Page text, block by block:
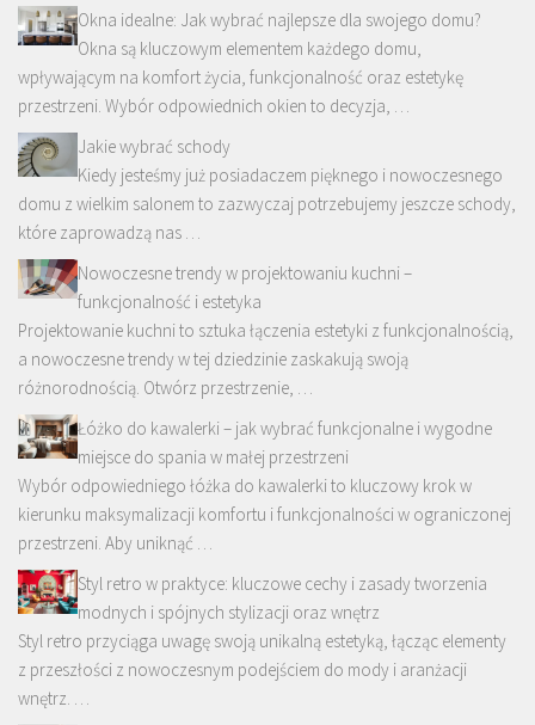
Okna idealne: Jak wybrać najlepsze dla swojego domu?
Okna są kluczowym elementem każdego domu,
wpływającym na komfort życia, funkcjonalność oraz estetykę
przestrzeni. Wybór odpowiednich okien to decyzja, …
Jakie wybrać schody
Kiedy jesteśmy już posiadaczem pięknego i nowoczesnego
domu z wielkim salonem to zazwyczaj potrzebujemy jeszcze schody,
które zaprowadzą nas …
Nowoczesne trendy w projektowaniu kuchni –
funkcjonalność i estetyka
Projektowanie kuchni to sztuka łączenia estetyki z funkcjonalnością,
a nowoczesne trendy w tej dziedzinie zaskakują swoją
różnorodnością. Otwórz przestrzenie, …
Łóżko do kawalerki – jak wybrać funkcjonalne i wygodne
miejsce do spania w małej przestrzeni
Wybór odpowiedniego łóżka do kawalerki to kluczowy krok w
kierunku maksymalizacji komfortu i funkcjonalności w ograniczonej
przestrzeni. Aby uniknąć …
Styl retro w praktyce: kluczowe cechy i zasady tworzenia
modnych i spójnych stylizacji oraz wnętrz
Styl retro przyciąga uwagę swoją unikalną estetyką, łącząc elementy
z przeszłości z nowoczesnym podejściem do mody i aranżacji
wnętrz. …